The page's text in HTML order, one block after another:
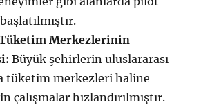
Tüketim Merkezlerinin
Büyük şehirlerin uluslararası
tüketim merkezleri haline
çalışmalar hızlandırılmıştır.